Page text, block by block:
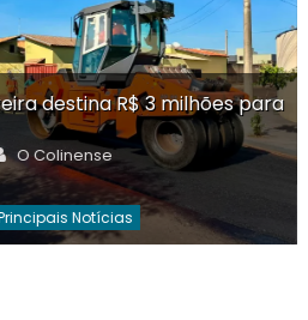
destina R$ 3 milhões para
Author
O Colinense
Notícias